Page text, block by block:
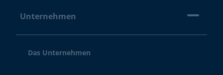
Unternehmen
Das Unternehmen